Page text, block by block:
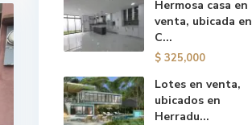
Hermosa casa en
venta, ubicada en
C...
$ 325,000
Lotes en venta,
ubicados en
Herradu...